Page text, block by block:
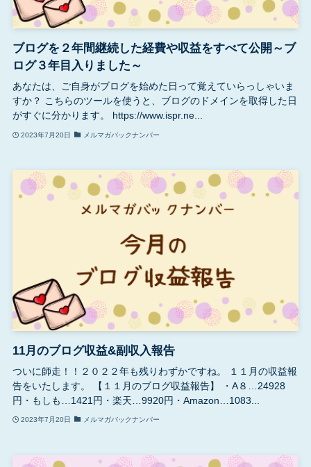
ブログを２年間継続した経費や収益をすべて公開～ブ
ログ３年目入りました～
あなたは、ご自身がブログを始めた日って覚えていらっしゃいま
すか？ こちらのツールを使うと、ブログのドメインを取得した日
がすぐに分かります。 https://www.ispr.ne...
2023年7月20日 メルマガバックナンバー
11月のブログ収益&副収入報告
ついに師走！！２０２２年も残りわずかですね。 １１月の収益報
告をいたします。 【１１月のブログ収益報告】 ・A８…24928
円・もしも…1421円・楽天…9920円・Amazon…1083...
2023年7月20日 メルマガバックナンバー